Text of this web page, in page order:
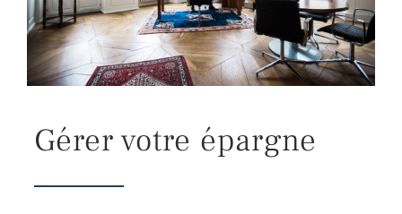
Gérer votre épargne